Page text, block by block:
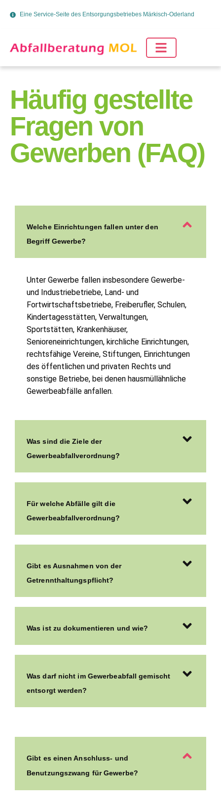
Eine Service-Seite des Entsorgungsbetriebes Märkisch-Oderland
Häufig gestellte
Fragen von
Gewerben (FAQ)
Welche Einrichtungen fallen unter den
Begriff Gewerbe?
Unter Gewerbe fallen insbesondere Gewerbe-
und Industriebetriebe, Land- und
Fortwirtschaftsbetriebe, Freiberufler, Schulen,
Kindertagesstätten, Verwaltungen,
Sportstätten, Krankenhäuser,
Senioreneinrichtungen, kirchliche Einrichtungen,
rechtsfähige Vereine, Stiftungen, Einrichtungen
des öffentlichen und privaten Rechts und
sonstige Betriebe, bei denen hausmüllähnliche
Gewerbeabfälle anfallen.
Was sind die Ziele der
Gewerbeabfallverordnung?
Für welche Abfälle gilt die
Gewerbeabfallverordnung?
Gibt es Ausnahmen von der
Getrennthaltungspflicht?
Was ist zu dokumentieren und wie?
Was darf nicht im Gewerbeabfall gemischt
entsorgt werden?
Gibt es einen Anschluss- und
Benutzungszwang für Gewerbe?